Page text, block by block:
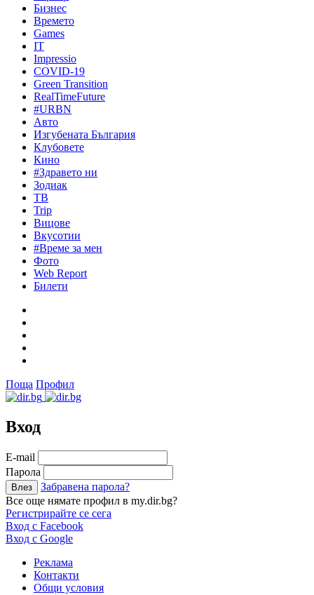
Бизнес
Времето
Games
IT
Impressio
COVID-19
Green Transition
RealTimeFuture
#URBN
Авто
Изгубената България
Клубовете
Кино
#Здравето ни
Зодиак
ТВ
Trip
Вицове
Вкусотии
#Време за мен
Фото
Web Report
Билети
Поща Профил
Вход
Е-mail
Парола
Забравена парола?
Все още нямате профил в my.dir.bg?
Регистрирайте се сега
Вход с Facebook
Вход с Google
Реклама
Контакти
Общи условия